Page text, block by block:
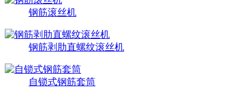
钢筋滚丝机
钢筋剥肋直螺纹滚丝机
自锁式钢筋套筒